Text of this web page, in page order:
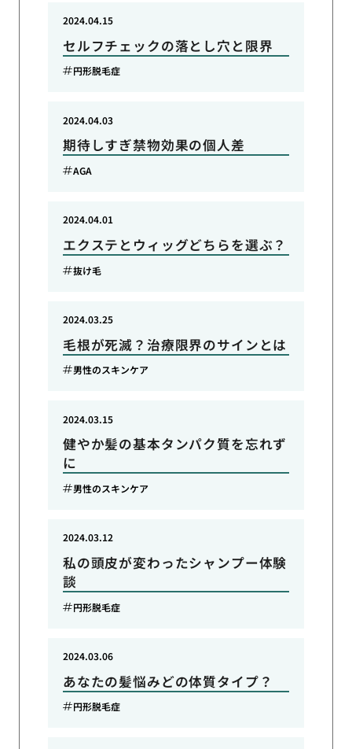
セルフチェックの落とし穴と限界
2024.04.15
円形脱毛症
期待しすぎ禁物効果の個人差
2024.04.03
AGA
エクステとウィッグどちらを選ぶ？
2024.04.01
抜け毛
毛根が死滅？治療限界のサインとは
2024.03.25
男性のスキンケア
健やか髪の基本タンパク質を忘れず
に
2024.03.15
男性のスキンケア
私の頭皮が変わったシャンプー体験
談
2024.03.12
円形脱毛症
あなたの髪悩みどの体質タイプ？
2024.03.06
円形脱毛症